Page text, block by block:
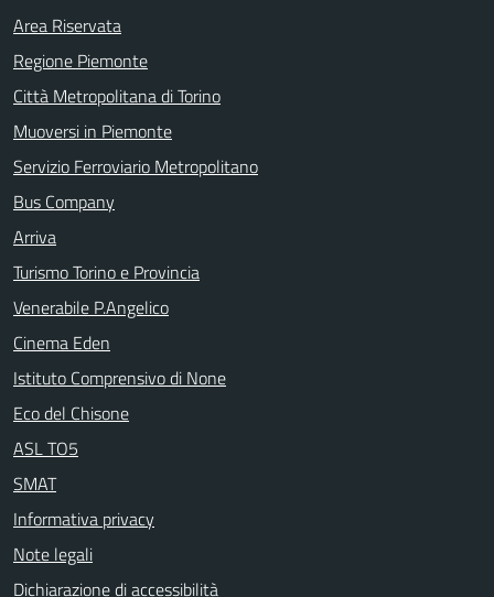
Area Riservata
Regione Piemonte
Città Metropolitana di Torino
Muoversi in Piemonte
Servizio Ferroviario Metropolitano
Bus Company
Arriva
Turismo Torino e Provincia
Venerabile P.Angelico
Cinema Eden
Istituto Comprensivo di None
Eco del Chisone
ASL TO5
SMAT
Informativa privacy
Note legali
Dichiarazione di accessibilità